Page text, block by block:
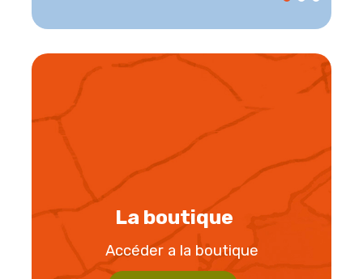
La boutique
Accéder a la boutique